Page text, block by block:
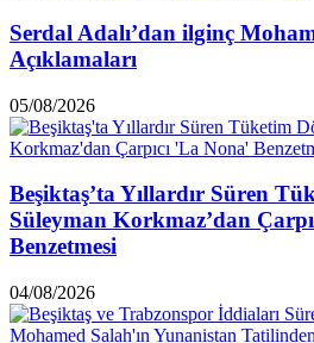
Serdal Adalı’dan ilginç
Açıklamaları
05/08/2026
Beşiktaş’ta Yıllardır Süren
Süleyman Korkmaz’dan
Benzetmesi
04/08/2026